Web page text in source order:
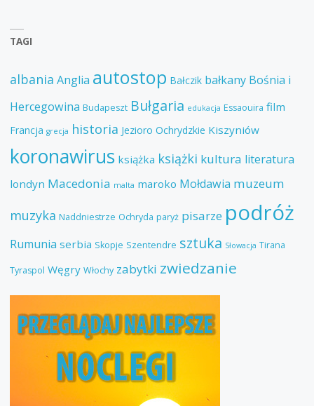
TAGI
albania Anglia autostop Bałczik bałkany Bośnia i
Hercegowina Budapeszt Bułgaria edukacja Essaouira film
Francja grecja historia Jezioro Ochrydzkie Kiszyniów
koronawirus książka książki kultura literatura
londyn Macedonia malta maroko Mołdawia muzeum
muzyka Naddniestrze Ochryda paryż pisarze podróż
Rumunia serbia Skopje Szentendre sztuka Słowacja Tirana
Tyraspol Węgry Włochy zabytki zwiedzanie